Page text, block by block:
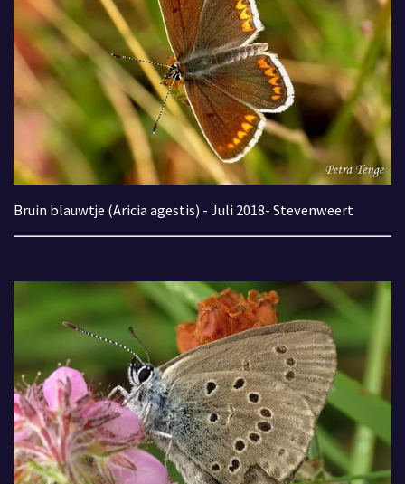
Bruin blauwtje (Aricia agestis) - Juli 2018- Stevenweert